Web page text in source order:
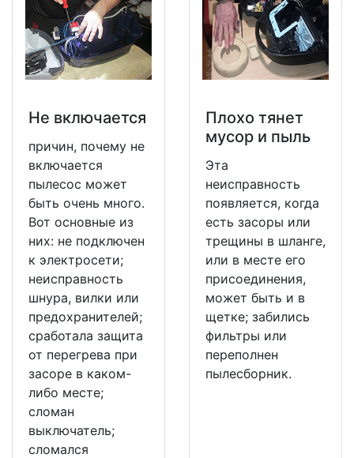
Не включается
причин, почему не
включается
пылесос может
быть очень много.
Вот основные из
них: не подключен
к электросети;
неисправность
шнура, вилки или
предохранителей;
сработала защита
от перегрева при
засоре в каком-
либо месте;
сломан
выключатель;
сломался
Плохо тянет
мусор и пыль
Эта
неисправность
появляется, когда
есть засоры или
трещины в шланге,
или в месте его
присоединения,
может быть и в
щетке; забились
фильтры или
переполнен
пылесборник.